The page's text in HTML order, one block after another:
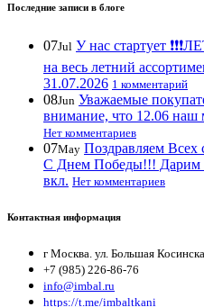
Последние записи в блоге
07Jul У нас стартует
на весь летний
31.07.2026 1 комментарий
08Jun Уважаемые
внимание, что 12.06 наш
Нет комментариев
07May Поздравляем
С Днем Победы!!! Дарим
вкл. Нет комментариев
Контактная информация
г Москва. ул. Большая
+7 (985) 226-86-76
info@imbal.ru
https://t.me/imbaltkani